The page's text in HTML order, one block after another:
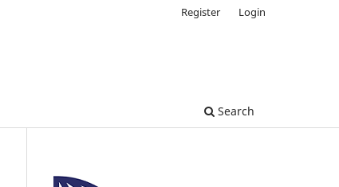
Search
Register Login